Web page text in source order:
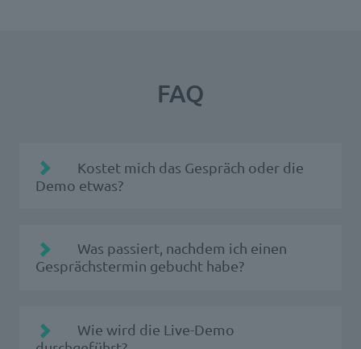
FAQ
Kostet mich das Gespräch oder die
Demo etwas?
Was passiert, nachdem ich einen
Gesprächstermin gebucht habe?
Sie erhalten eine Buchungsbestätigung per
E-Mail. Der passende Ansprechpartner der
Wie wird die Live-Demo